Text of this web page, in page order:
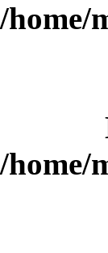
/home/
/home/